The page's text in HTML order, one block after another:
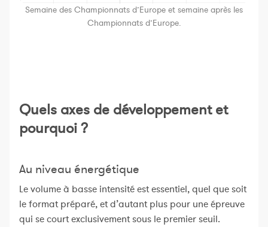
Semaine des Championnats d’Europe et semaine après les
Championnats d’Europe.
Quels axes de développement et
pourquoi ?
Au niveau énergétique
Le volume à basse intensité est essentiel, quel que soit
le format préparé, et d’autant plus pour une épreuve
qui se court exclusivement sous le premier seuil.